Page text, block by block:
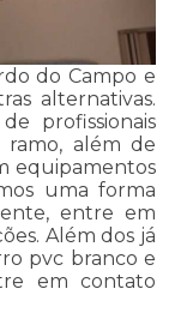
do Campo e
alternativas.
profissionais
ramo, além de
equipamentos
uma forma
entre em
Além dos já
pvc branco e
em contato